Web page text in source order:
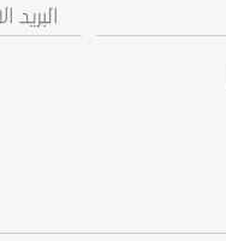
البريد
الالكتروني